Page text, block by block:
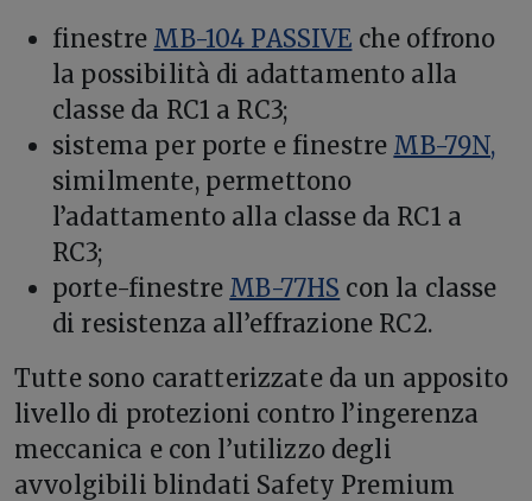
finestre MB-104 PASSIVE che offrono
la possibilità di adattamento alla
classe da RC1 a RC3;
sistema per porte e finestre MB-79N,
similmente, permettono
l’adattamento alla classe da RC1 a
RC3;
porte-finestre MB-77HS con la classe
di resistenza all’effrazione RC2.
Tutte sono caratterizzate da un apposito
livello di protezioni contro l’ingerenza
meccanica e con l’utilizzo degli
avvolgibili blindati Safety Premium